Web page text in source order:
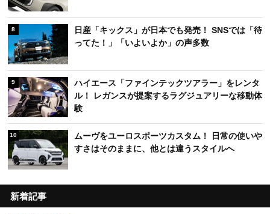
8
日産「キックス」が日本でも発売！ SNSでは「待
ってた！」「いよいよか」の声多数
9
ハイエース「ファインテックツアラー」をレンタ
ル！ レガンスが提案するラグジュアリーな移動体
験
10
ムーヴをユーロスポーツカスタム！ 日常の使いや
すさはそのままに、他とは違うスタイルへ
新着記事